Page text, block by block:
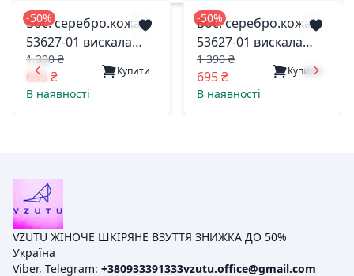
-50%
Бос. серебро.кожа
53627-01 вискала
одесса 37(р)
1 390 ₴
695 ₴ Купити
В наявності
-50%
Бос. серебро.кожа
53627-01 вискала
одесса 40(р)
1 390 ₴
695 ₴ Купити
В наявності
VZUTU ЖІНОЧЕ ШКІРЯНЕ ВЗУТТЯ ЗНИЖКА ДО 50%
Україна
Viber, Telegram: +380933391333vzutu.office@gmail.com